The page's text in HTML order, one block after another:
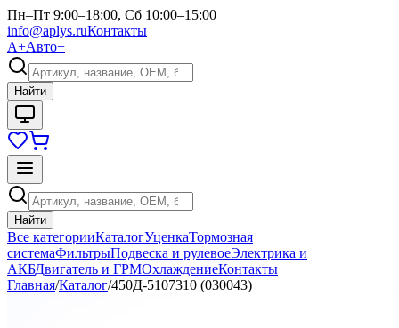
Пн–Пт 9:00–18:00, Сб 10:00–15:00
info@aplys.ruКонтакты
А+Авто+
Найти
Найти
Все категорииКаталогУценкаТормозная
системаФильтрыПодвеска и рулевоеЭлектрика и
АКБДвигатель и ГРМОхлаждениеКонтакты
Главная/Каталог/450Д-5107310 (030043)